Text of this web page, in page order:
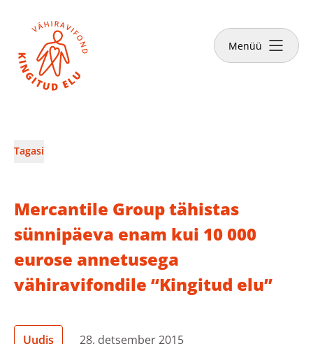
Menüü
Tee annetus Sulge
Kuidas aidata?
Abivajajale
Heategevuslikud tooted
Tagasi
Mercantile Group tähistas
sünnipäeva enam kui 10 000
eurose annetusega
vähiravifondile “Kingitud elu”
Uudis 28. detsember 2015